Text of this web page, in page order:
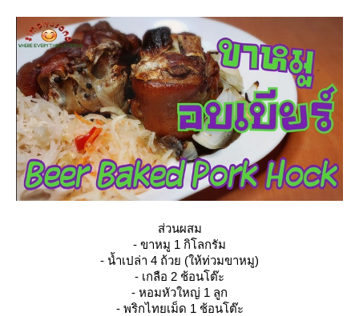
ส่วนผสม
- ขาหมู 1 กิโลกรัม
- น้ำเปล่า 4 ถ้วย (ให้ท่วมขาหมู)
- เกลือ 2 ช้อนโต๊ะ
- หอมหัวใหญ่ 1 ลูก
- พริกไทยเม็ด 1 ช้อนโต๊ะ